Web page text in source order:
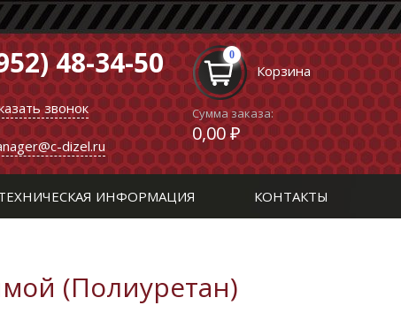
48-34-50
звонок
dizel.ru
0
Корзина
Сумма заказа:
0,00 ₽
ИНФОРМАЦИЯ КОНТАКТЫ
(Полиуретан)